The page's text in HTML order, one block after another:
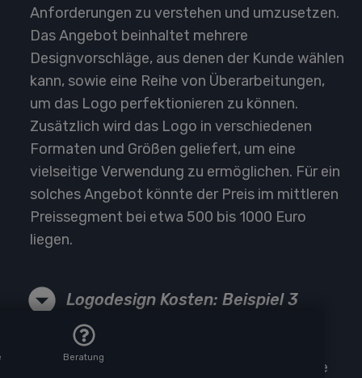
Anforderungen zu verstehen und umzusetzen.
Das Angebot beinhaltet mehrere
Designvorschläge, aus denen der Kunde wählen
kann, sowie eine Reihe von Überarbeitungen,
um das Logo perfektionieren zu können.
Zusätzlich wird das Logo in verschiedenen
Formaten und Größen geliefert, um eine
vielseitige Verwendung zu ermöglichen. Für ein
solches Angebot könnte der Preis im mittleren
Preissegment bei etwa 500 bis 1000 Euro
liegen.
Logodesign Kosten: Beispiel 3
Ein mögliches Beispiel für ein Logodesign-
Angebot in der niedrigen Preisspanne könnte
Beratung